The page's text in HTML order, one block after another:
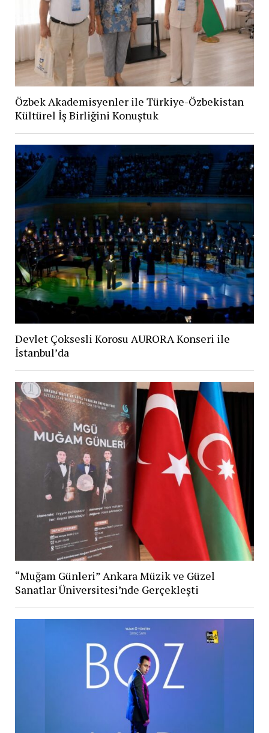
Özbek Akademisyenler ile Türkiye-Özbekistan
Kültürel İş Birliğini Konuştuk
Devlet Çoksesli Korosu AURORA Konseri ile
İstanbul’da
“Muğam Günleri” Ankara Müzik ve Güzel
Sanatlar Üniversitesi’nde Gerçekleşti